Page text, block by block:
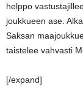
helppo
joukkueen ase.
Saksan
taistelee vahvasti
[/expand]